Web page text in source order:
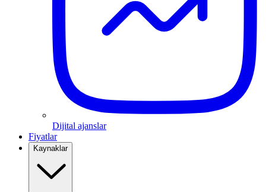
Dijital ajanslar
Fiyatlar
Kaynaklar